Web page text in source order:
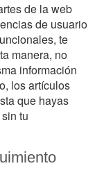
de la web
de usuario
te
manera, no
información
los artículos
que hayas
tu